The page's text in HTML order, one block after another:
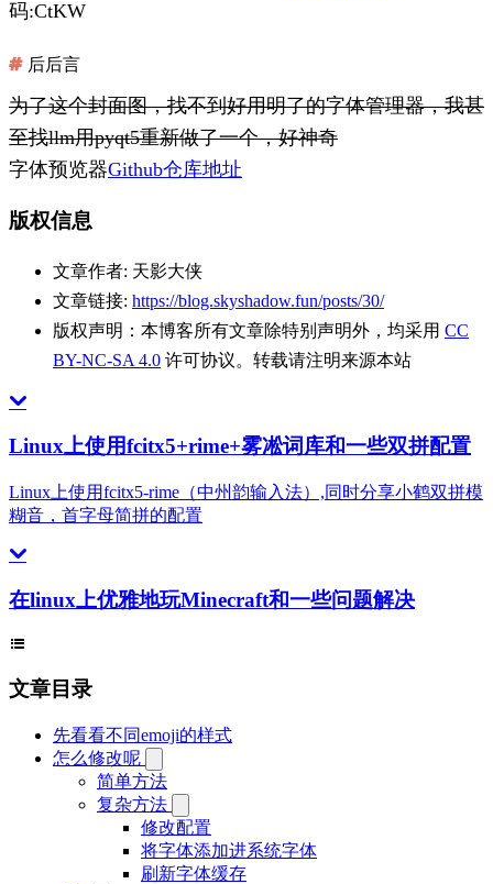
码:CtKW
后后言
为了这个封面图，找不到好用明了的字体管理器，我甚
至找llm用pyqt5重新做了一个，好神奇
字体预览器Github仓库地址
版权信息
文章作者: 天影大侠
文章链接: https://blog.skyshadow.fun/posts/30/
版权声明： 本博客所有文章除特别声明外，均采用 CC
BY-NC-SA 4.0 许可协议。转载请注明来源本站
Linux上使用fcitx5+rime+雾凇词库和一些双拼配置
Linux上使用fcitx5-rime（中州韵输入法）,同时分享小鹤双拼模
糊音，首字母简拼的配置
在linux上优雅地玩Minecraft和一些问题解决
文章目录
先看看不同emoji的样式
怎么修改呢
简单方法
复杂方法
修改配置
将字体添加进系统字体
刷新字体缓存